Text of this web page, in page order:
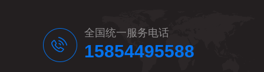
全国统一服务电话
15854495588